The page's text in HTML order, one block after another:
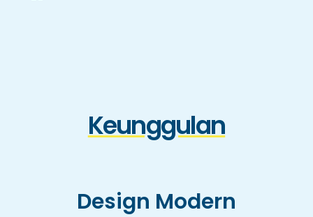
Keunggulan
Design Modern